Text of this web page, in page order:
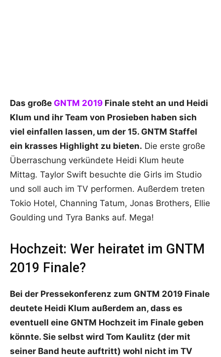
Das große GNTM 2019 Finale steht an und Heidi
Klum und ihr Team von Prosieben haben sich
viel einfallen lassen, um der 15. GNTM Staffel
ein krasses Highlight zu bieten. Die erste große
Überraschung verkündete Heidi Klum heute
Mittag. Taylor Swift besuchte die Girls im Studio
und soll auch im TV performen. Außerdem treten
Tokio Hotel, Channing Tatum, Jonas Brothers, Ellie
Goulding und Tyra Banks auf. Mega!
Hochzeit: Wer heiratet im GNTM
2019 Finale?
Bei der Pressekonferenz zum GNTM 2019 Finale
deutete Heidi Klum außerdem an, dass es
eventuell eine GNTM Hochzeit im Finale geben
könnte. Sie selbst wird Tom Kaulitz (der mit
seiner Band heute auftritt) wohl nicht im TV